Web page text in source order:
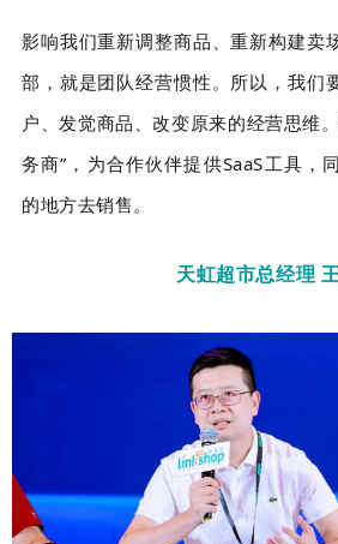
影响我们重新调整商品、重新构建卖
部，就是团队经营惯性。所以，我们
户、发觉商品、改变原来的经营思维
务商”，为合作伙伴提供SaaS工具，
的地方去销售。
天虹超市总经理